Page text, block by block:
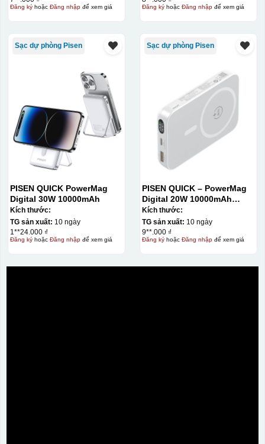
Đăng kýhoặc Đăng nhậpđể xem giá Đăng kýhoặc Đăng nhậpđể xem giá
Sạc dự phòng Pisen
PISEN QUICK PowerMag
Digital 30W 10000mAh
Kích thước:
TG sản xuất: 10 ngày
1**24.000 ₫
Đăng kýhoặc Đăng nhậpđể xem giá
Sạc dự phòng Pisen
PISEN QUICK – PowerMag
Digital 20W 10000mAh
Power bank. White: 200pcs;
Blue: 200pcs
Kích thước:
TG sản xuất: 10 ngày
9**.000 ₫
Đăng kýhoặc Đăng nhậpđể xem giá